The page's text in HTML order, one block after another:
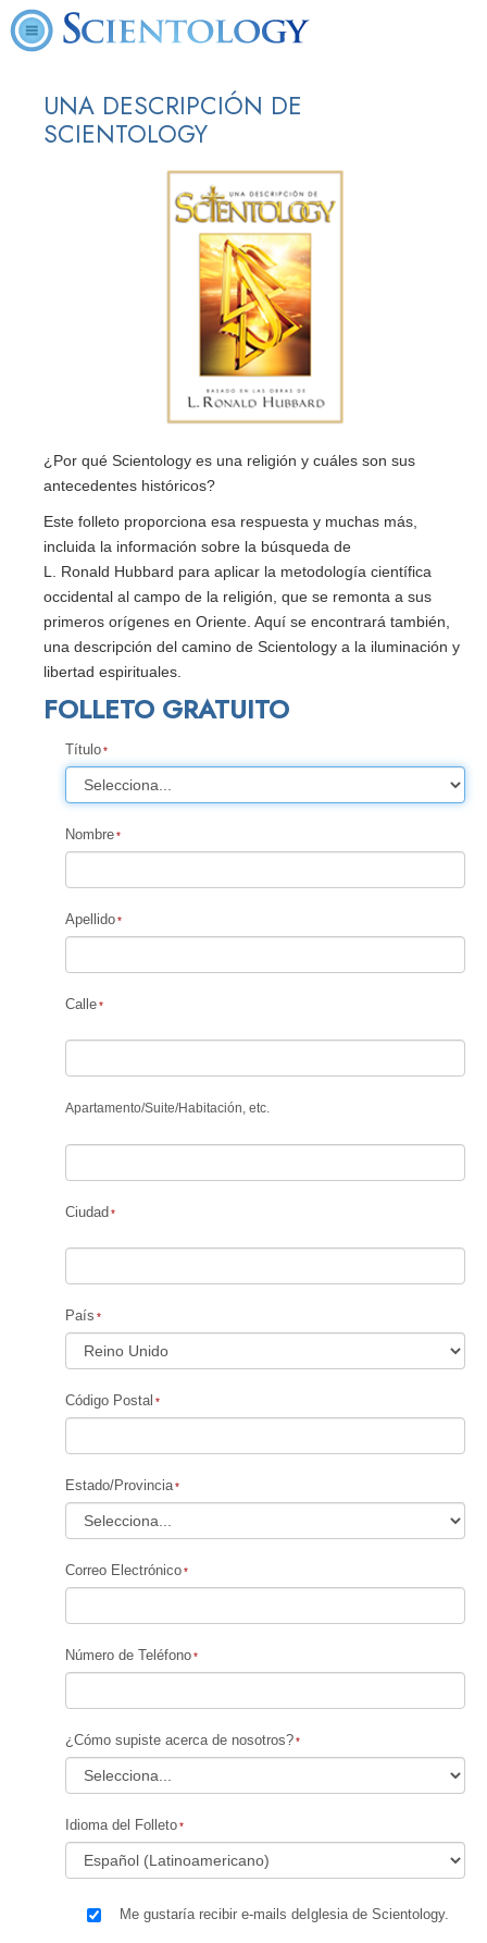
UNA DESCRIPCIÓN DE
SCIENTOLOGY
¿Por qué Scientology es una religión y cuáles son sus
antecedentes históricos?
Este folleto proporciona esa respuesta y muchas más,
incluida la información sobre la búsqueda de
L. Ronald Hubbard para aplicar la metodología científica
occidental al campo de la religión, que se remonta a sus
primeros orígenes en Oriente. Aquí se encontrará también,
una descripción del camino de Scientology a la iluminación y
libertad espirituales.
FOLLETO GRATUITO
Título
Nombre
Apellido
Calle
Apartamento/Suite/Habitación, etc.
Ciudad
País
Código Postal
Estado/Provincia
Correo Electrónico
Número de Teléfono
¿Cómo supiste acerca de nosotros?
Idioma del Folleto
Me gustaría recibir e-mails deIglesia de Scientology.